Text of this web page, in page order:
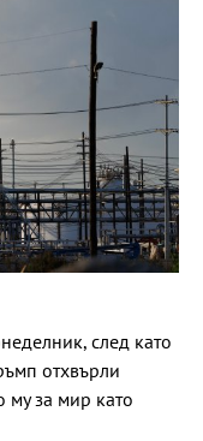
след като
отхвърли
му за мир като